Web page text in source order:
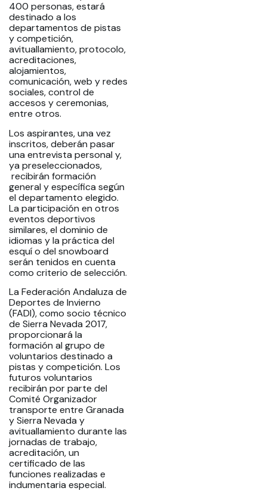
400 personas, estará
destinado a los
departamentos de pistas
y competición,
avituallamiento, protocolo,
acreditaciones,
alojamientos,
comunicación, web y redes
sociales, control de
accesos y ceremonias,
entre otros.
Los aspirantes, una vez
inscritos, deberán pasar
una entrevista personal y,
ya preseleccionados,
recibirán formación
general y específica según
el departamento elegido.
La participación en otros
eventos deportivos
similares, el dominio de
idiomas y la práctica del
esquí o del snowboard
serán tenidos en cuenta
como criterio de selección.
La Federación Andaluza de
Deportes de Invierno
(FADI), como socio técnico
de Sierra Nevada 2017,
proporcionará la
formación al grupo de
voluntarios destinado a
pistas y competición. Los
futuros voluntarios
recibirán por parte del
Comité Organizador
transporte entre Granada
y Sierra Nevada y
avituallamiento durante las
jornadas de trabajo,
acreditación, un
certificado de las
funciones realizadas e
indumentaria especial.